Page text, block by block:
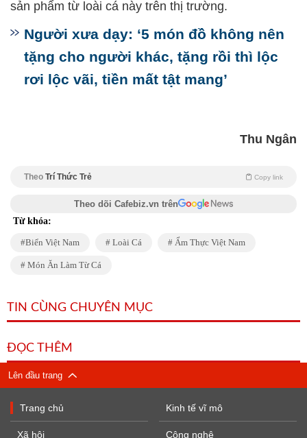
sản phẩm từ loài cá này trên thị trường.
Người xưa dạy: ‘5 món đồ không nên
tặng cho người khác, tặng rồi thì lộc
rơi lộc vãi, tiền mất tật mang’
Thu Ngân
Theo Trí Thức Trẻ Copy link
Theo dõi Cafebiz.vn trên
Từ khóa:
Biển Việt Nam Loài Cá Ẩm Thực Việt Nam
Món Ăn Làm Từ Cá
TIN CÙNG CHUYÊN MỤC
ĐỌC THÊM
Lên đầu trang
Trang chủ
Xã hội
Kinh tế vĩ mô
Công nghệ